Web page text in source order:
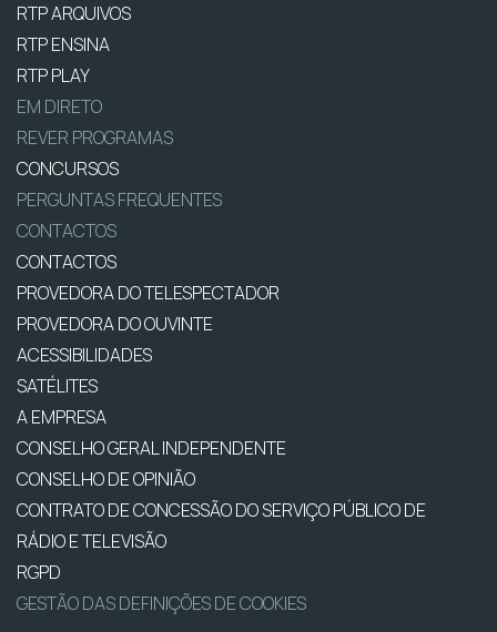
RTP ARQUIVOS
RTP ENSINA
RTP PLAY
EM DIRETO
REVER PROGRAMAS
CONCURSOS
PERGUNTAS FREQUENTES
CONTACTOS
CONTACTOS
PROVEDORA DO TELESPECTADOR
PROVEDORA DO OUVINTE
ACESSIBILIDADES
SATÉLITES
A EMPRESA
CONSELHO GERAL INDEPENDENTE
CONSELHO DE OPINIÃO
CONTRATO DE CONCESSÃO DO SERVIÇO PÚBLICO DE
RÁDIO E TELEVISÃO
RGPD
GESTÃO DAS DEFINIÇÕES DE COOKIES